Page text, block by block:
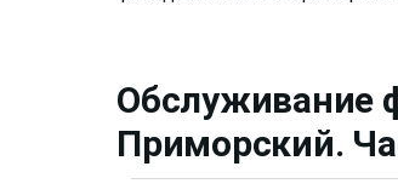
Обслуживание
Приморский.